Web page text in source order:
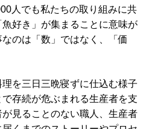
人でも私たちの取り組みに共
好き」が集まることに意味が
のは「数」ではなく、「価
を三日三晩寝ずに仕込む様子
存続が危ぶまれる生産者を支
見ることのない職人、生産者